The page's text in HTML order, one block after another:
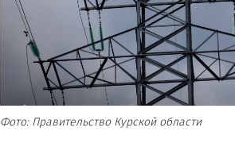
Фото: Правительство Курской области